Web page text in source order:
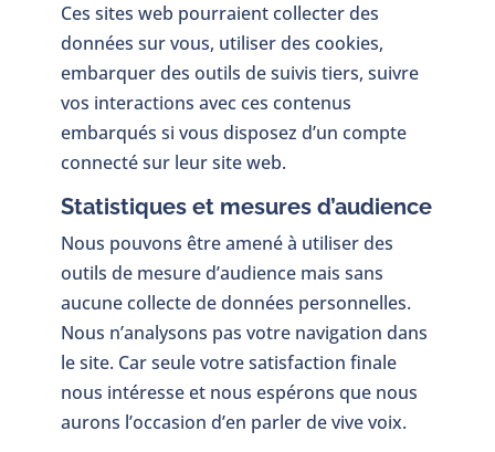
Ces sites web pourraient collecter des
données sur vous, utiliser des cookies,
embarquer des outils de suivis tiers, suivre
vos interactions avec ces contenus
embarqués si vous disposez d’un compte
connecté sur leur site web.
Statistiques et mesures d’audience
Nous pouvons être amené à utiliser des
outils de mesure d’audience mais sans
aucune collecte de données personnelles.
Nous n’analysons pas votre navigation dans
le site. Car seule votre satisfaction finale
nous intéresse et nous espérons que nous
aurons l’occasion d’en parler de vive voix.